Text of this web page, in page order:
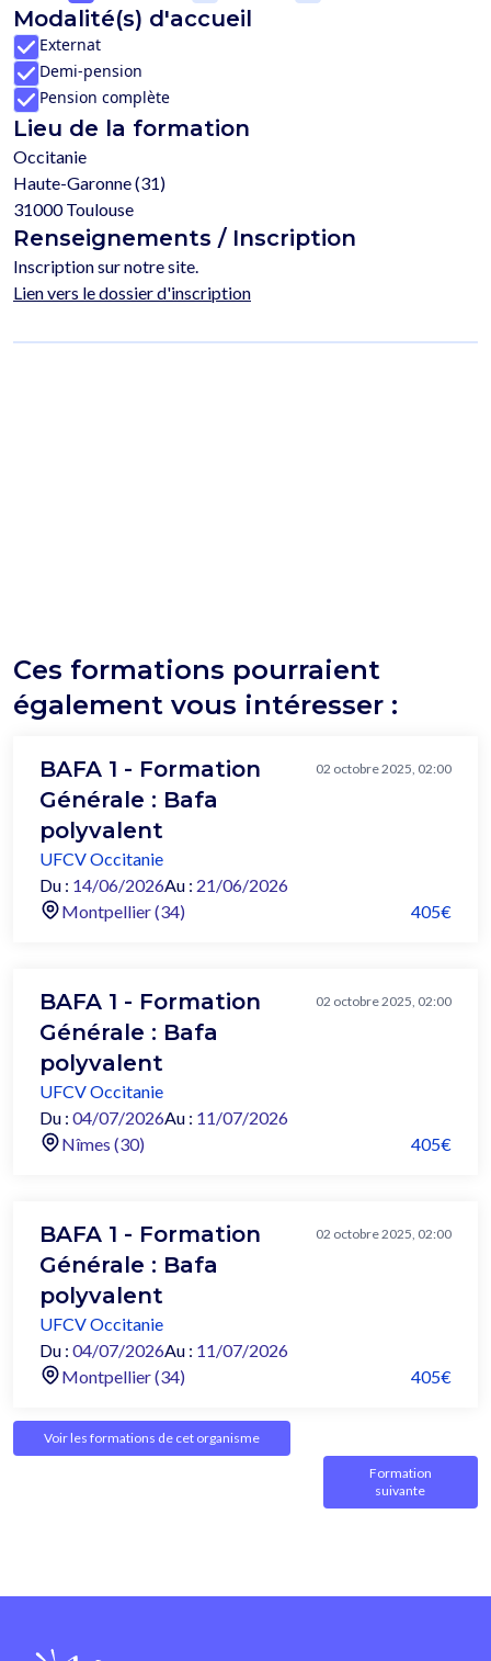
Modalité(s) d'accueil
Externat
Demi-pension
Pension complète
Lieu de la formation
Occitanie
Haute-Garonne (31)
31000 Toulouse
Renseignements / Inscription
Inscription sur notre site.
Lien vers le dossier d'inscription
Ces formations pourraient
également vous intéresser :
BAFA 1 - Formation
Générale : Bafa
polyvalent
02 octobre 2025, 02:00
UFCV Occitanie
Du : 14/06/2026Au : 21/06/2026
Montpellier (34)
405€
BAFA 1 - Formation
Générale : Bafa
polyvalent
02 octobre 2025, 02:00
UFCV Occitanie
Du : 04/07/2026Au : 11/07/2026
Nîmes (30)
405€
BAFA 1 - Formation
Générale : Bafa
polyvalent
02 octobre 2025, 02:00
UFCV Occitanie
Du : 04/07/2026Au : 11/07/2026
Montpellier (34)
405€
Voir les formations de cet organisme
Formation
suivante